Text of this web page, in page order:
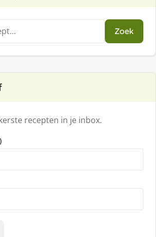
Zoek
recepten in je inbox.